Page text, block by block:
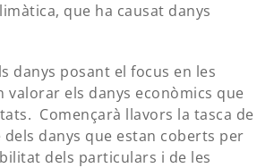
que ha causat danys
danys posant el focus en les
valorar els danys econòmics que
Començarà llavors la tasca de
danys que estan coberts per
dels particulars i de les